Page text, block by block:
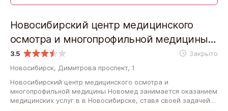
3.5 Закрыто
Новосибирский центр медицинского
осмотра и многопрофильной медицины
Новомед
Новосибирск, Димитрова проспект, 1
Новосибирский центр медицинского осмотра и
многопрофильной медицины Новомед занимается оказанием
медицинских услуг в в Новосибирске, ставя своей задачей